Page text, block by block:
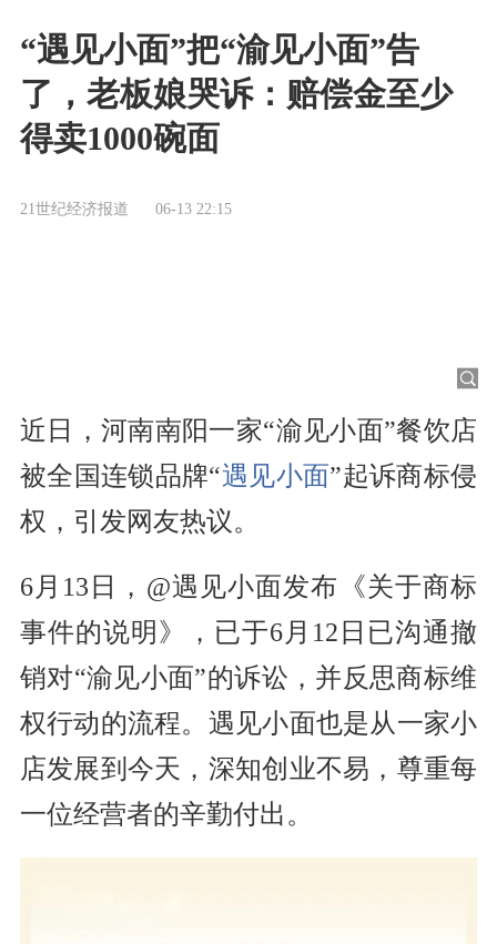
“遇见小面”把“渝见小面”告
了，老板娘哭诉：赔偿金至少
得卖1000碗面
21世纪经济报道 06-13 22:15
近日，河南南阳一家“渝见小面”餐饮店
被全国连锁品牌“遇见小面”起诉商标侵
权，引发网友热议。
6月13日，@遇见小面发布《关于商标
事件的说明》，已于6月12日已沟通撤
销对“渝见小面”的诉讼，并反思商标维
权行动的流程。遇见小面也是从一家小
店发展到今天，深知创业不易，尊重每
一位经营者的辛勤付出。